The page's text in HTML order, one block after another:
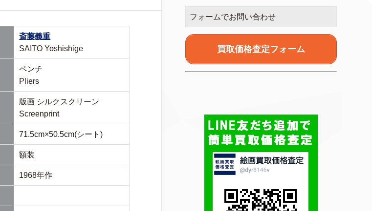
斎藤義重
SAITO Yoshishige
ペンチ
Pliers
版画 シルクスクリーン
Screenprint
71.5cm×50.5cm(シート)
額装
1968年作
フォームでお問い合わせ
買取価格査定フォーム